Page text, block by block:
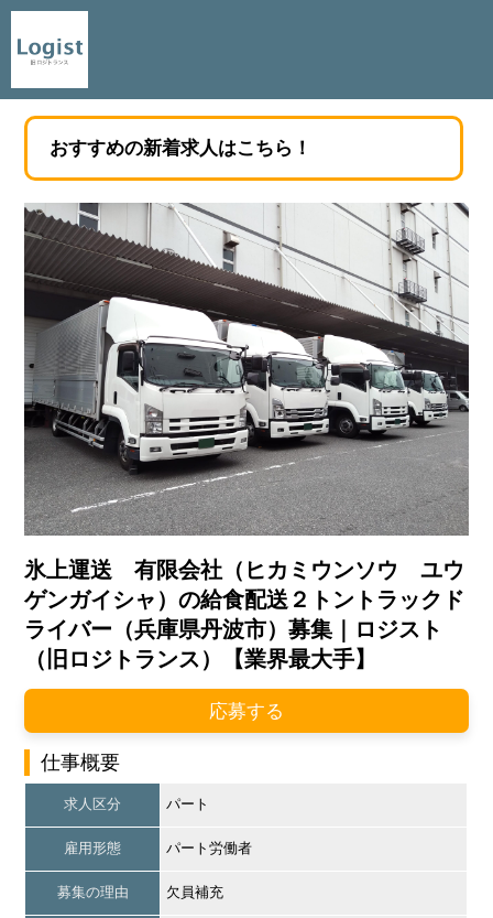
おすすめの新着求人はこちら！
氷上運送 有限会社（ヒカミウンソウ ユウ
ゲンガイシャ）の給食配送２トントラックド
ライバー（兵庫県丹波市）募集｜ロジスト
（旧ロジトランス）【業界最大手】
応募する
仕事概要
求人区分 パート
雇用形態 パート労働者
募集の理由 欠員補充